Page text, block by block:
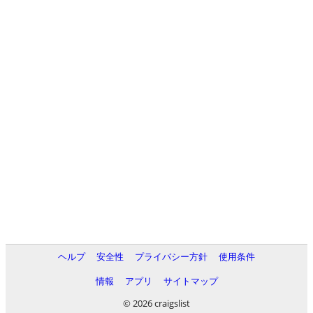
ヘルプ 安全性 プライバシー方針
使用条件
情報
アプリ
サイトマップ
© 2026 craigslist